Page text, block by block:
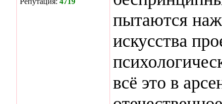
пытаются
искусства
всё это в